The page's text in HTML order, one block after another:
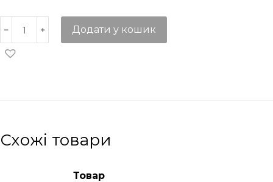
Додати у кошик
Схожі товари
Товар